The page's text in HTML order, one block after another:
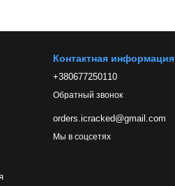
Контактная информация
+380677250110
Обратный звонок
orders.icracked@gmail.com
Мы в соцсетях